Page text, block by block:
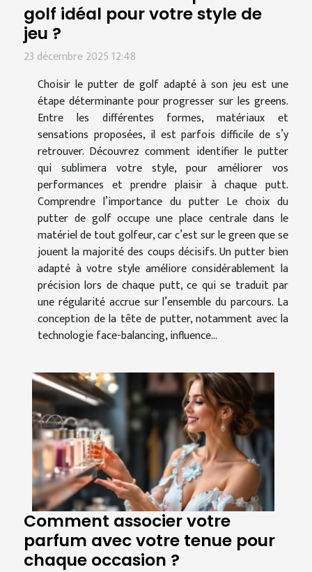
golf idéal pour votre style de
jeu ?
23 décembre 2025 12:48
Choisir le putter de golf adapté à son jeu est une
étape déterminante pour progresser sur les greens.
Entre les différentes formes, matériaux et
sensations proposées, il est parfois difficile de s’y
retrouver. Découvrez comment identifier le putter
qui sublimera votre style, pour améliorer vos
performances et prendre plaisir à chaque putt.
Comprendre l’importance du putter Le choix du
putter de golf occupe une place centrale dans le
matériel de tout golfeur, car c’est sur le green que se
jouent la majorité des coups décisifs. Un putter bien
adapté à votre style améliore considérablement la
précision lors de chaque putt, ce qui se traduit par
une régularité accrue sur l’ensemble du parcours. La
conception de la tête de putter, notamment avec la
technologie face-balancing, influence...
Comment associer votre
parfum avec votre tenue pour
chaque occasion ?